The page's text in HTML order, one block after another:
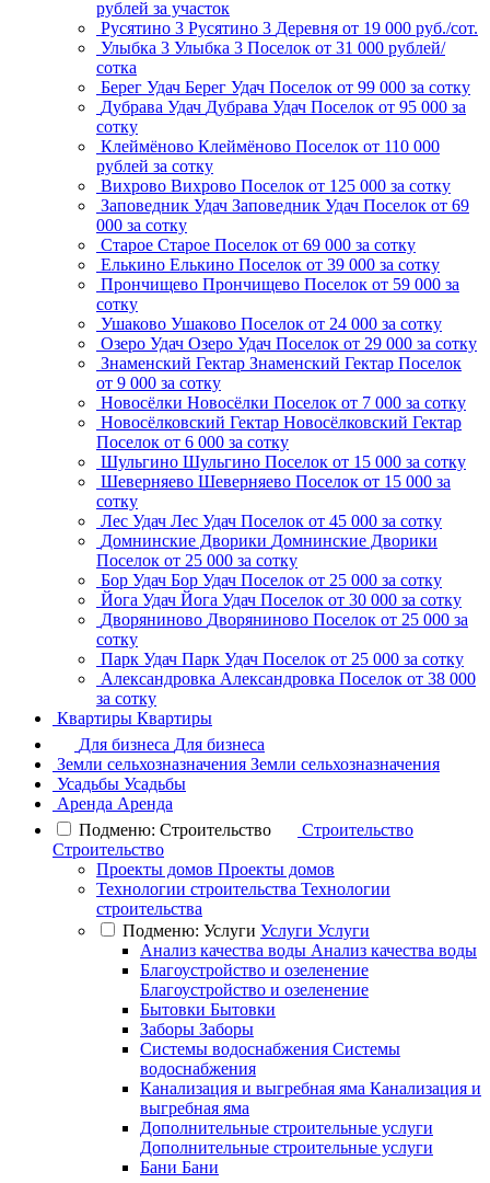
рублей за участок
Русятино 3 Русятино 3 Деревня от 19 000 руб./сот.
Улыбка 3 Улыбка 3 Поселок от 31 000 рублей/
сотка
Берег Удач Берег Удач Поселок от 99 000 за сотку
Дубрава Удач Дубрава Удач Поселок от 95 000 за
сотку
Клеймёново Клеймёново Поселок от 110 000
рублей за сотку
Вихрово Вихрово Поселок от 125 000 за сотку
Заповедник Удач Заповедник Удач Поселок от 69
000 за сотку
Старое Старое Поселок от 69 000 за сотку
Елькино Елькино Поселок от 39 000 за сотку
Прончищево Прончищево Поселок от 59 000 за
сотку
Ушаково Ушаково Поселок от 24 000 за сотку
Озеро Удач Озеро Удач Поселок от 29 000 за сотку
Знаменский Гектар Знаменский Гектар Поселок
от 9 000 за сотку
Новосёлки Новосёлки Поселок от 7 000 за сотку
Новосёлковский Гектар Новосёлковский Гектар
Поселок от 6 000 за сотку
Шульгино Шульгино Поселок от 15 000 за сотку
Шеверняево Шеверняево Поселок от 15 000 за
сотку
Лес Удач Лес Удач Поселок от 45 000 за сотку
Домнинские Дворики Домнинские Дворики
Поселок от 25 000 за сотку
Бор Удач Бор Удач Поселок от 25 000 за сотку
Йога Удач Йога Удач Поселок от 30 000 за сотку
Дворяниново Дворяниново Поселок от 25 000 за
сотку
Парк Удач Парк Удач Поселок от 25 000 за сотку
Александровка Александровка Поселок от 38 000
за сотку
Квартиры Квартиры
Для бизнеса Для бизнеса
Земли сельхозназначения Земли сельхозназначения
Усадьбы Усадьбы
Аренда Аренда
Подменю: Строительство
Строительство
Строительство
Проекты домов Проекты домов
Технологии строительства Технологии
строительства
Подменю: Услуги Услуги Услуги
Анализ качества воды Анализ качества воды
Благоустройство и озеленение
Благоустройство и озеленение
Бытовки Бытовки
Заборы Заборы
Системы водоснабжения Системы
водоснабжения
Канализация и выгребная яма Канализация и
выгребная яма
Дополнительные строительные услуги
Дополнительные строительные услуги
Бани Бани